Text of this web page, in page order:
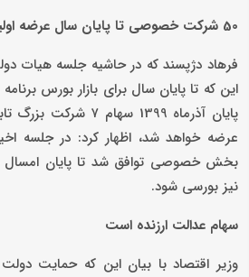
50 شرکت خصوصی تا پایان سال عرضه اولیه می شوند
فرهاد دژپسند که در حاشیه جلسه هیات
این که تا پایان سال برای بازار بورس
پایان آذرماه 1399
عرضه خواهد شد، اظهار کرد: در جلسه
نیز بورسی شود.
سهام عدالت ارزنده است
وزیر اقتصاد با بیان این که حمایت دولت